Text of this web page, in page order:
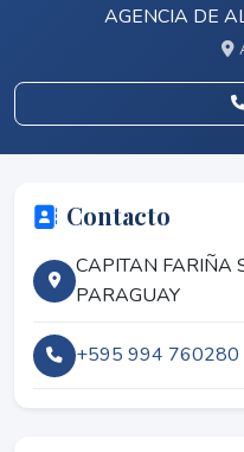
AGENCIA DE
Contacto
CAPITAN FARIÑA
PARAGUAY
+595 994 760280